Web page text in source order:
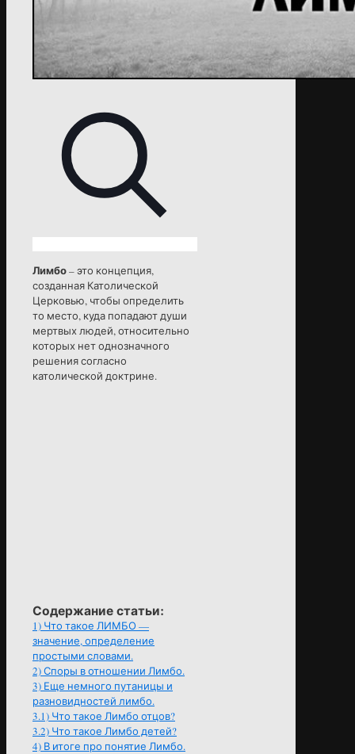
Лимбо– это концепция,
созданная Католической
Церковью, чтобы определить
то место, куда попадают души
мертвых людей, относительно
которых нет однозначного
решения согласно
католической доктрине.
Содержание статьи:
1) Что такое ЛИМБО —
значение, определение
простыми словами.
2)Споры в отношении Лимбо.
3) Еще немного путаницы и
разновидностей лимбо.
3.1) Что такое Лимбо отцов?
3.2) Что такое Лимбо детей?
4) В итоге про понятие Лимбо.